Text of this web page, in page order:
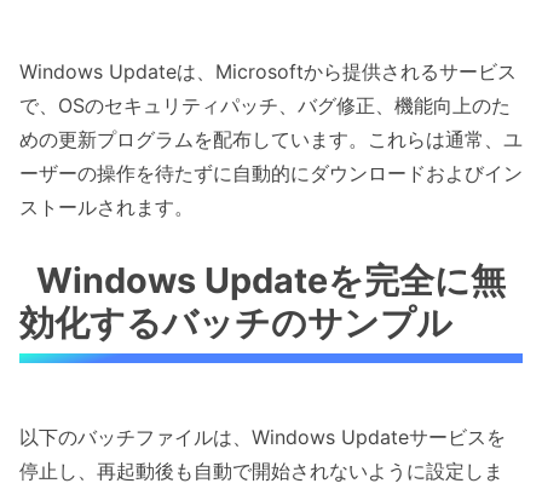
Windows Updateは、Microsoftから提供されるサービス
で、OSのセキュリティパッチ、バグ修正、機能向上のた
めの更新プログラムを配布しています。これらは通常、ユ
ーザーの操作を待たずに自動的にダウンロードおよびイン
ストールされます。
Windows Updateを完全に無
効化するバッチのサンプル
以下のバッチファイルは、Windows Updateサービスを
停止し、再起動後も自動で開始されないように設定しま